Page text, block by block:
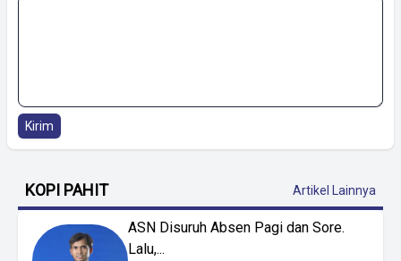
Kirim
KOPI PAHIT Artikel Lainnya
ASN Disuruh Absen Pagi dan Sore.
Lalu,...